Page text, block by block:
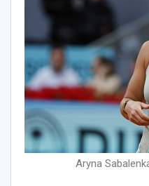
Aryna